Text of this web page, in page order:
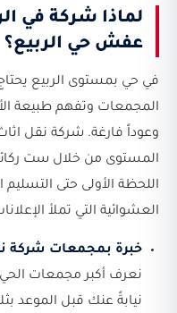
لماذا شركة في
عفش حي الربيع؟
في حي بمستوى الربيع
المجمعات وتفهم طبيعة
وعوداً فارغة. شركة نقل
المستوى من خلال ست
اللحظة الأولى حتى
العشوائية التي تملأ
خبرة بمجمعات شركة
نعرف أكبر مجمعات الحي
نيابةً عنك قبل الموعد